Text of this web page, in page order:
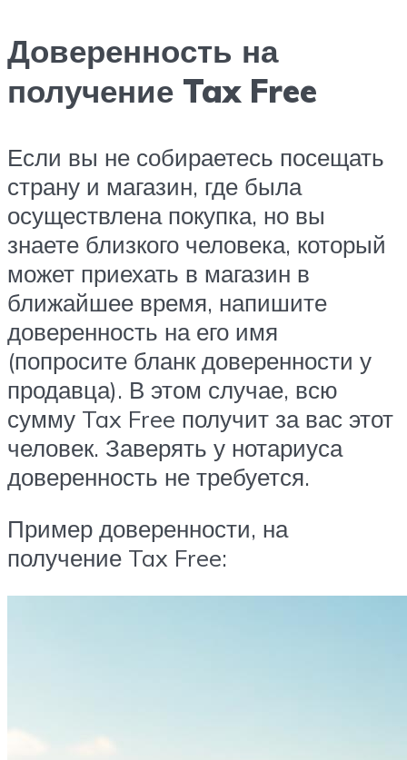
Доверенность на
получение Tax Free
Если вы не собираетесь посещать
страну и магазин, где была
осуществлена покупка, но вы
знаете близкого человека, который
может приехать в магазин в
ближайшее время, напишите
доверенность на его имя
(попросите бланк доверенности у
продавца). В этом случае, всю
сумму Tax Free получит за вас этот
человек. Заверять у нотариуса
доверенность не требуется.
Пример доверенности, на
получение Tax Free: